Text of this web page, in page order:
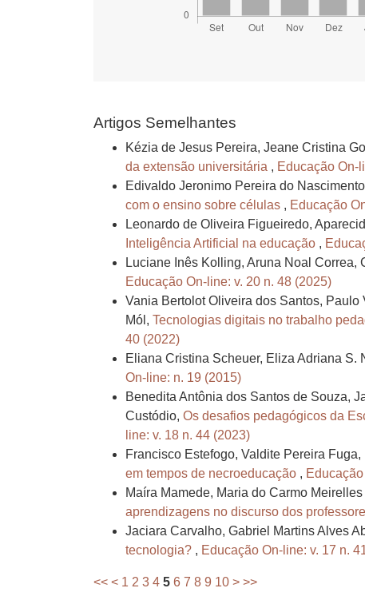
Artigos Semelhantes
Kézia de Jesus Pereira, Jeane Cristina
da extensão universitária , Educação On-
Edivaldo Jeronimo Pereira do
com o ensino sobre células , Educação
Leonardo de Oliveira Figueiredo,
Inteligência Artificial na educação ,
Luciane Inês Kolling, Aruna Noal Correa,
Educação On-line: v. 20 n. 48 (2025)
Vania Bertolot Oliveira dos Santos,
Mól, Tecnologias digitais no trabalho
40 (2022)
Eliana Cristina Scheuer, Eliza Adriana S.
On-line: n. 19 (2015)
Benedita Antônia dos Santos de Souza,
Custódio, Os desafios pedagógicos da
line: v. 18 n. 44 (2023)
Francisco Estefogo, Valdite Pereira
em tempos de necroeducação ,
Maíra Mamede, Maria do Carmo
aprendizagens no discurso dos
Jaciara Carvalho, Gabriel Martins Alves
tecnologia? , Educação On-line: v. 17 n.
<< < 1 2 3 4 5 6 7 8 9 10 > >>